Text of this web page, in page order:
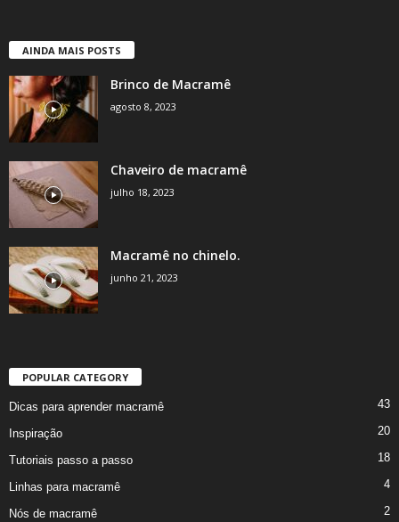
AINDA MAIS POSTS
Brinco de Macramê
agosto 8, 2023
Chaveiro de macramê
julho 18, 2023
Macramê no chinelo.
junho 21, 2023
POPULAR CATEGORY
Dicas para aprender macramê 43
Inspiração 20
Tutoriais passo a passo 18
Linhas para macramê 4
Nós de macramê 2